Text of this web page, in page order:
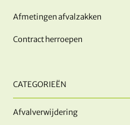
Afmetingen afvalzakken
Contract herroepen
CATEGORIEËN
Afvalverwijdering